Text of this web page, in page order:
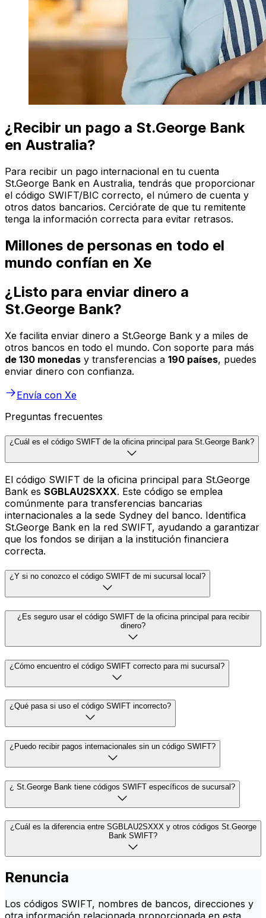
¿Recibir un pago a St.George Bank
en Australia?
Para recibir un pago internacional en tu cuenta
St.George Bank en Australia, tendrás que proporcionar
el código SWIFT/BIC correcto, el número de cuenta y
otros datos bancarios. Cerciórate de que tu remitente
tenga la información correcta para evitar retrasos.
Millones de personas en todo el
mundo confían en Xe
¿Listo para enviar dinero a
St.George Bank?
Xe facilita enviar dinero a St.George Bank y a miles de
otros bancos en todo el mundo. Con soporte para más
de 130 monedas y transferencias a 190 países, puedes
enviar dinero con confianza.
Envía con Xe
Preguntas frecuentes
¿Cuál es el código SWIFT de la oficina principal para St.George Bank?
El código SWIFT de la oficina principal para St.George
Bank es SGBLAU2SXXX. Este código se emplea
comúnmente para transferencias bancarias
internacionales a la sede Sydney del banco. Identifica
St.George Bank en la red SWIFT, ayudando a garantizar
que los fondos se dirijan a la institución financiera
correcta.
¿Y si no conozco el código SWIFT de mi sucursal local?
¿Es seguro usar el código SWIFT de la oficina principal para recibir
dinero?
¿Cómo encuentro el código SWIFT correcto para mi sucursal?
¿Qué pasa si uso el código SWIFT incorrecto?
¿Puedo recibir pagos internacionales sin un código SWIFT?
¿ St.George Bank tiene códigos SWIFT específicos de sucursal?
¿Cuál es la diferencia entre SGBLAU2SXXX y otros códigos St.George
Bank SWIFT?
Renuncia
Los códigos SWIFT, nombres de bancos, direcciones y